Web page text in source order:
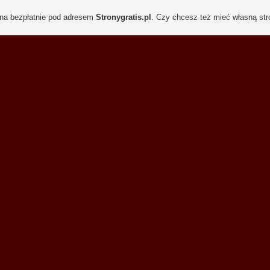
bezpłatnie pod adresem Stronygratis.pl . Czy chcesz też mieć własną